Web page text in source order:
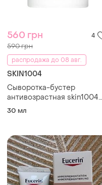
560 грн 4
590 грн
распродажа до 08 авг.
SKIN1004
Сыворотка-бустер
антивозрастная skin1004
madagascar centella
30 мл